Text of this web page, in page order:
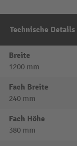
Technische Details
Breite
1200 mm
Fach Breite
240 mm
Fach Höhe
380 mm